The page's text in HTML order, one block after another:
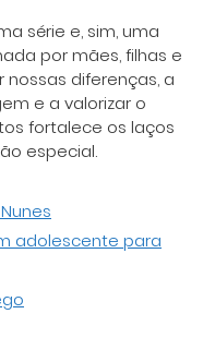
série e, sim, uma
por mães, filhas e
nossas diferenças, a
e a valorizar o
fortalece os laços
especial.
adolescente para